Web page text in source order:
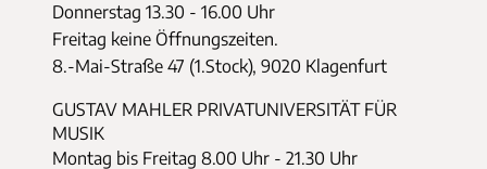
Donnerstag 13.30 - 16.00 Uhr
Freitag keine Öffnungszeiten.
8.-Mai-Straße 47 (1.Stock), 9020 Klagenfurt
GUSTAV MAHLER PRIVATUNIVERSITÄT FÜR
MUSIK
Montag bis Freitag 8.00 Uhr - 21.30 Uhr